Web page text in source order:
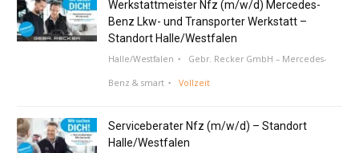
Werkstattmeister Nfz (m/w/d) Mercedes-
Benz Lkw- und Transporter Werkstatt –
Standort Halle/Westfalen
Halle/Westfalen Gebr. Recker GmbH – Mercedes-
Benz & smart Vollzeit
Serviceberater Nfz (m/w/d) – Standort
Halle/Westfalen